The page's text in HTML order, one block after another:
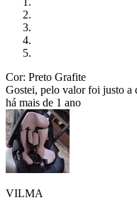
Cor: Preto Grafite
Gostei, pelo valor foi justo a
há mais de 1 ano
VILMA